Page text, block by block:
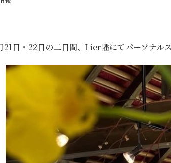
21日・22日の二日間、Lier幡にてパーソナル